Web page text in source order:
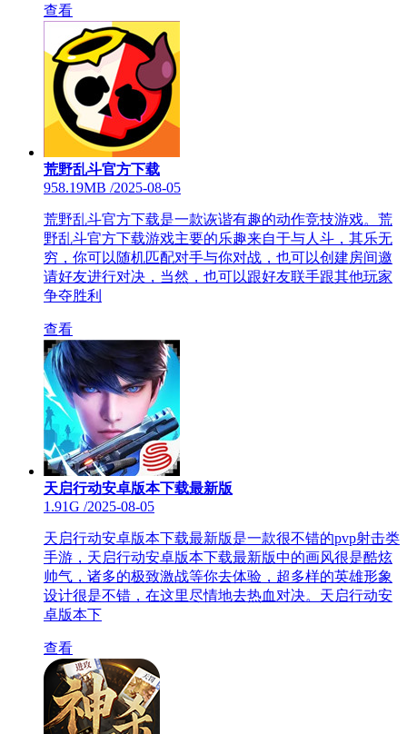
查看
荒野乱斗官方下载
958.19MB /2025-08-05
荒野乱斗官方下载是一款诙谐有趣的动作竞技游戏。荒
野乱斗官方下载游戏主要的乐趣来自于与人斗，其乐无
穷，你可以随机匹配对手与你对战，也可以创建房间邀
请好友进行对决，当然，也可以跟好友联手跟其他玩家
争夺胜利
查看
天启行动安卓版本下载最新版
1.91G /2025-08-05
天启行动安卓版本下载最新版是一款很不错的pvp射击类
手游，天启行动安卓版本下载最新版中的画风很是酷炫
帅气，诸多的极致激战等你去体验，超多样的英雄形象
设计很是不错，在这里尽情地去热血对决。天启行动安
卓版本下
查看